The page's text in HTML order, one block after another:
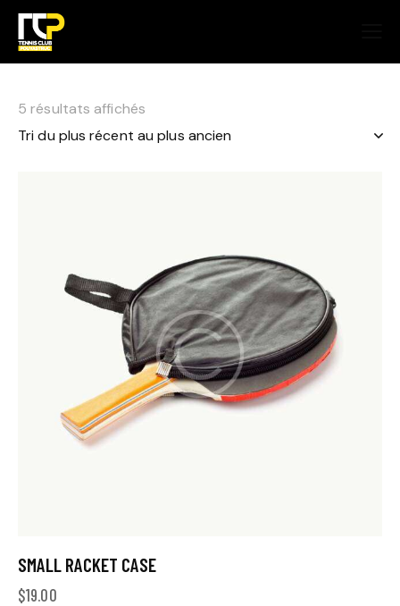
5 résultats affichés
SMALL RACKET CASE
$19.00